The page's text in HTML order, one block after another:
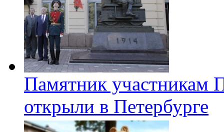
Памятник участникам
открыли в Петербурге